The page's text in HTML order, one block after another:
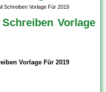
Schreiben Vorlage Für 2019
Vorlage
Vorlage Für 2019